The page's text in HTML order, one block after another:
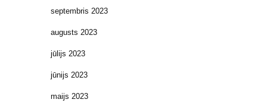
septembris 2023
augusts 2023
jūlijs 2023
jūnijs 2023
maijs 2023